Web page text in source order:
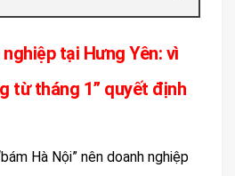
tại Hưng Yên: vì
từ tháng 1” quyết định
Hà Nội” nên doanh nghiệp